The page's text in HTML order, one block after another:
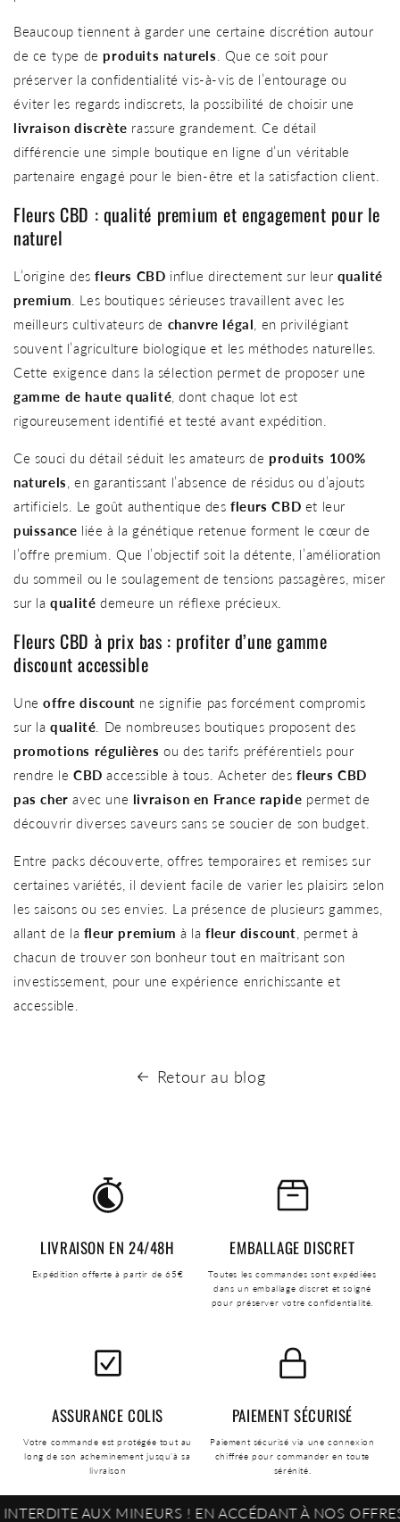
Beaucoup tiennent à garder une certaine discrétion autour
de ce type de produits naturels . Que ce soit pour
préserver la confidentialité vis-à-vis de l’entourage ou
éviter les regards indiscrets, la possibilité de choisir une
livraison discrète rassure grandement. Ce détail
différencie une simple boutique en ligne d’un véritable
partenaire engagé pour le bien-être et la satisfaction client.
Fleurs CBD : qualité premium et engagement pour le
naturel
L’origine desfleurs CBD influe directement sur leur qualité
premium . Les boutiques sérieuses travaillent avec les
meilleurs cultivateurs de chanvre légal , en privilégiant
souvent l’agriculture biologique et les méthodes naturelles.
Cette exigence dans la sélection permet de proposer une
gamme de haute qualité , dont chaque lot est
rigoureusement identifié et testé avant expédition.
Ce souci du détail séduit les amateurs de produits 100%
naturels , en garantissant l’absence de résidus ou d’ajouts
artificiels. Le goût authentique desfleurs CBD et leur
puissance liée à la génétique retenue forment le cœur de
l’offre premium. Que l’objectif soit la détente, l’amélioration
du sommeil ou le soulagement de tensions passagères, miser
sur laqualité demeure un réflexe précieux.
Fleurs CBD à prix bas : profiter d’une gamme
discount accessible
Uneoffre discount ne signifie pas forcément compromis
sur laqualité . De nombreuses boutiques proposent des
promotions régulières ou des tarifs préférentiels pour
rendre le CBD accessible à tous. Acheter desfleurs CBD
pas cher avec une livraison en France rapide permet de
découvrir diverses saveurs sans se soucier de son budget.
Entre packs découverte, offres temporaires et remises sur
certaines variétés, il devient facile de varier les plaisirs selon
les saisons ou ses envies. La présence de plusieurs gammes,
allant de la fleur premium à lafleur discount , permet à
chacun de trouver son bonheur tout en maîtrisant son
investissement, pour une expérience enrichissante et
accessible.
Retour au blog
LIVRAISON EN 24/48H
Expédition offerte à partir de 65€
EMBALLAGE DISCRET
Toutes les commandes sont expédiées
dans un emballage discret et soigné
pour préserver votre confidentialité.
ASSURANCE COLIS
Votre commande est protégée tout au
long de son acheminement jusqu'à sa
livraison
PAIEMENT SÉCURISÉ
Paiement sécurisé via une connexion
chiffrée pour commander en toute
sérénité.
AUX MINEURS ! EN ACCÉDANT À NOS OFFRES,